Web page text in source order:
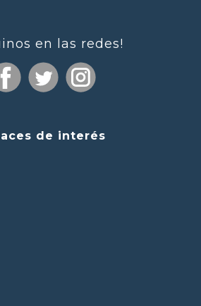
en las redes!
de interés